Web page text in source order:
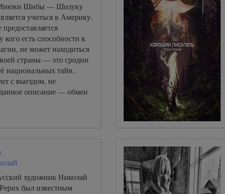
Миюки Шибы — Шизуку
учиться в Америку.
есть способности к
не может находиться
страны — это сродни
национальных тайн.
с выездом, не
описание — обмен
художник Николай
был известным